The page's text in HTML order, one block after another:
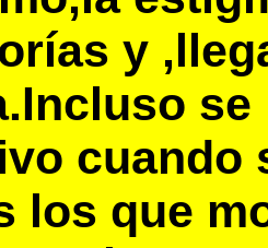
y
cuando
los que